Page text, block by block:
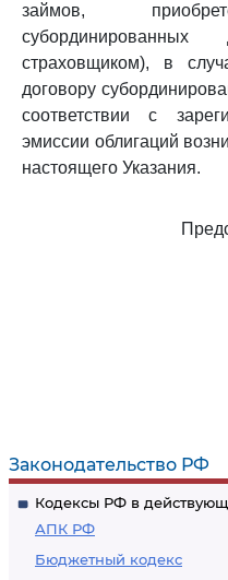
Законодательство РФ
Кодексы РФ в
АПК РФ
Бюджетный кодекс
займов,
субординированных
страховщиком), в
договору
соответствии с
эмиссии облигаций
настоящего Указания.